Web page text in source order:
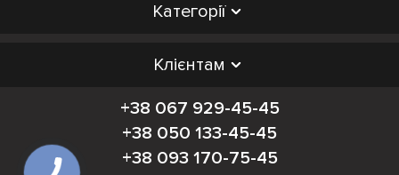
Категорії
Клієнтам
+38 067 929-45-45
+38 050 133-45-45
+38 093 170-75-45